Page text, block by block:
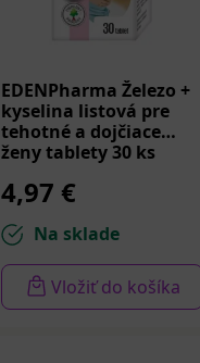
EDENPharma Železo +
kyselina listová pre
tehotné a dojčiace
ženy tablety 30 ks
4,97 €
Na sklade
Vložiť do košíka